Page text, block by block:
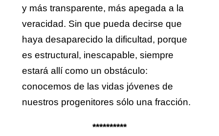
y más transparente, más apegada a la
veracidad. Sin que pueda decirse que
haya desaparecido la dificultad, porque
es estructural, inescapable, siempre
estará allí como un obstáculo:
conocemos de las vidas jóvenes de
nuestros progenitores sólo una fracción.
**********